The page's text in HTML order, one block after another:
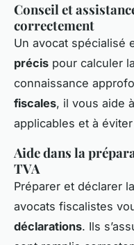
Conseil et
correctement
Un avocat spécialisé
précis pour calculer
connaissance
fiscales, il vous aide
applicables et à
Aide dans la
TVA
Préparer et déclarer
avocats fiscalistes
déclarations. Ils